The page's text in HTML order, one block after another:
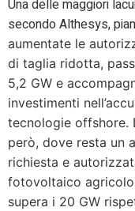
Una delle maggiori
secondo Althesys,
aumentate le
di taglia ridotta,
5,2 GW e
investimenti
tecnologie offshore.
però, dove resta un
richiesta e
fotovoltaico
supera i 20 GW